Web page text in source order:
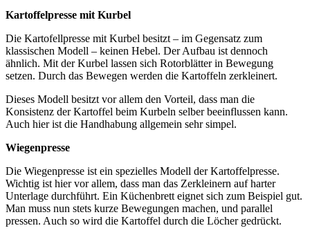
Kartoffelpresse mit Kurbel
Die Kartofellpresse mit Kurbel besitzt – im Gegensatz zum
klassischen Modell – keinen Hebel. Der Aufbau ist dennoch
ähnlich. Mit der Kurbel lassen sich Rotorblätter in Bewegung
setzen. Durch das Bewegen werden die Kartoffeln zerkleinert.
Dieses Modell besitzt vor allem den Vorteil, dass man die
Konsistenz der Kartoffel beim Kurbeln selber beeinflussen kann.
Auch hier ist die Handhabung allgemein sehr simpel.
Wiegenpresse
Die Wiegenpresse ist ein spezielles Modell der Kartoffelpresse.
Wichtig ist hier vor allem, dass man das Zerkleinern auf harter
Unterlage durchführt. Ein Küchenbrett eignet sich zum Beispiel gut.
Man muss nun stets kurze Bewegungen machen, und parallel
pressen. Auch so wird die Kartoffel durch die Löcher gedrückt.